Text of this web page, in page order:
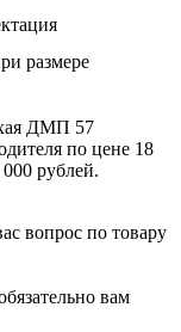
размере
ДМП 57
по цене 18
рублей.
вопрос по товару
вам